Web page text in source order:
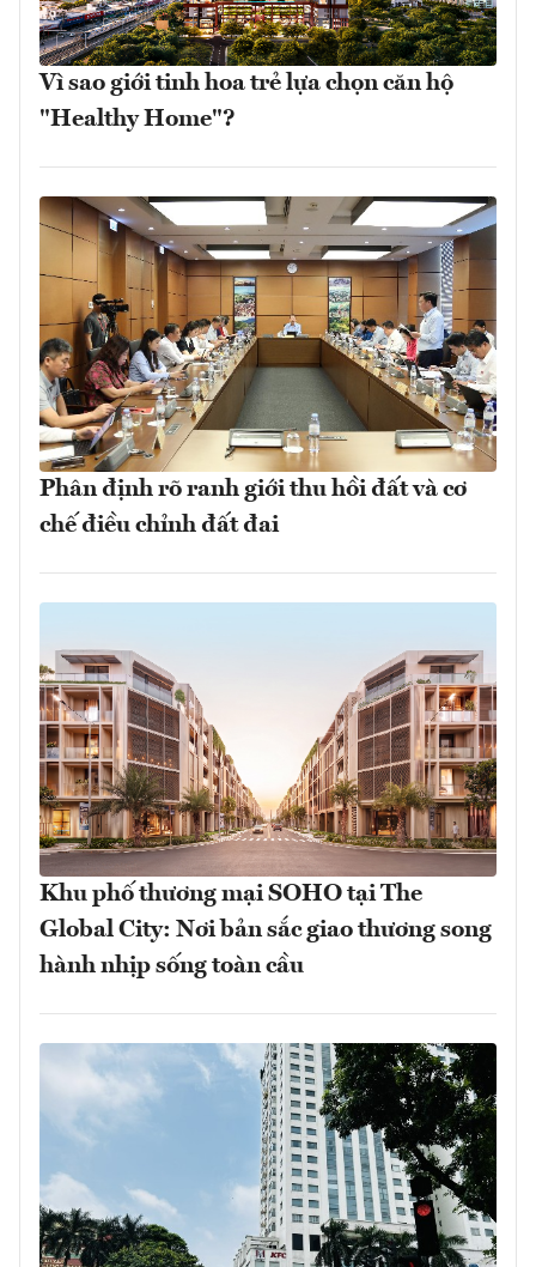
Vì sao giới tinh hoa trẻ lựa chọn căn hộ
"Healthy Home"?
Phân định rõ ranh giới thu hồi đất và cơ
chế điều chỉnh đất đai
Khu phố thương mại SOHO tại The
Global City: Nơi bản sắc giao thương song
hành nhịp sống toàn cầu